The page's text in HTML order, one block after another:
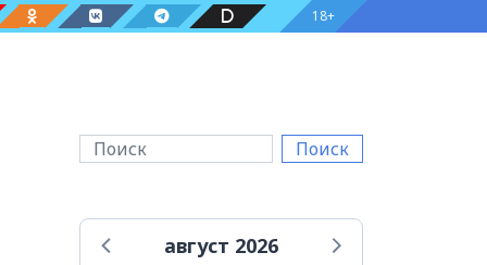
18+
Поиск
август 2026